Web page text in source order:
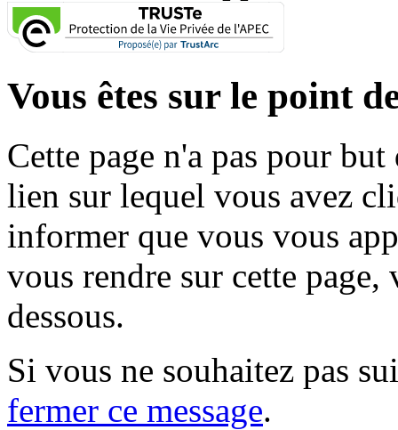
Vous êtes sur le point
Cette page n'a pas pour
lien sur lequel vous avez
informer que vous vous
vous rendre sur cette
dessous.
Si vous ne souhaitez pas
fermer ce message.